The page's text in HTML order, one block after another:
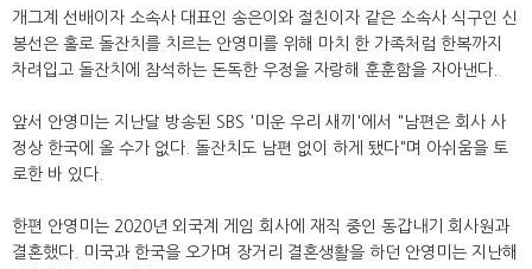
개그계 선배이자 소속사 대표인 송은이와 절친이자 같은 소속사 식구인 신
봉선은 홀로 돌잔치를 치르는 안영미를 위해 마치 한 가족처럼 한복까지
차려입고 돌잔치에 참석하는 돈독한 우정을 자랑해 훈훈함을 자아낸다.
앞서 안영미는 지난달 방송된 SBS '미운 우리 새끼'에서 "남편은 회사 사
정상 한국에 올 수가 없다. 돌잔치도 남편 없이 하게 됐다"며 아쉬움을 토
로한 바 있다.
한편 안영미는 2020년 외국계 게임 회사에 재직 중인 동갑내기 회사원과
결혼했다. 미국과 한국을 오가며 장거리 결혼생활을 하던 안영미는 지난해